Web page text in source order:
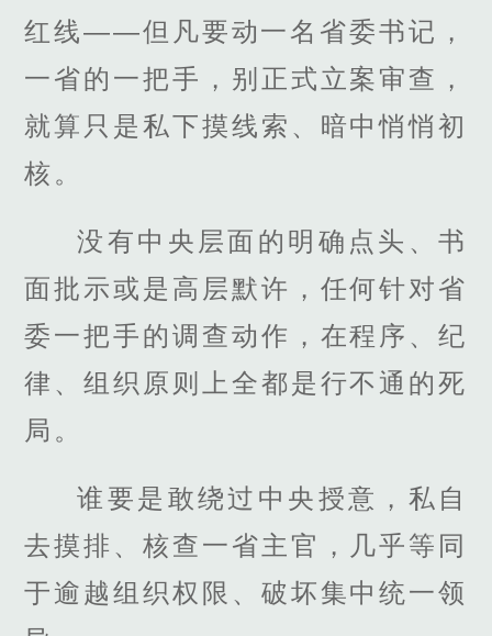
红线——但凡要动一名省委书记，
一省的一把手，别正式立案审查，
就算只是私下摸线索、暗中悄悄初
核。
没有中央层面的明确点头、书
面批示或是高层默许，任何针对省
委一把手的调查动作，在程序、纪
律、组织原则上全都是行不通的死
局。
谁要是敢绕过中央授意，私自
去摸排、核查一省主官，几乎等同
于逾越组织权限、破坏集中统一领